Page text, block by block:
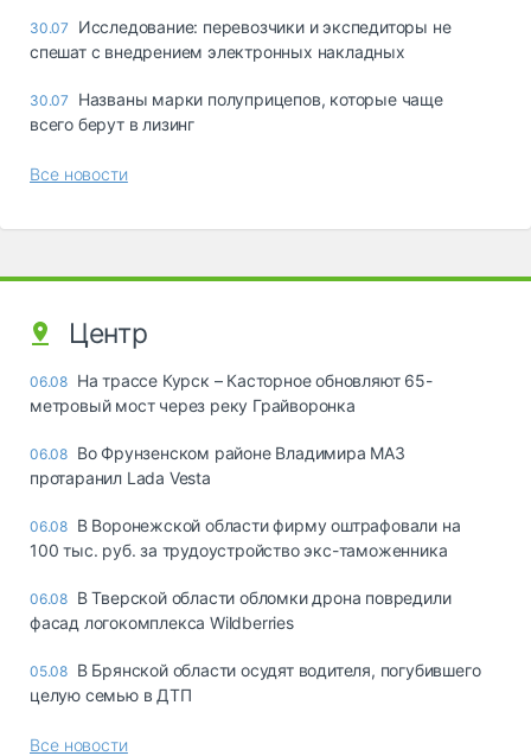
30.07
Исследование: перевозчики и экспедиторы не
спешат с внедрением электронных накладных
30.07
Названы марки полуприцепов, которые чаще
всего берут в лизинг
Все новости
Центр
06.08 На трассе Курск – Касторное обновляют 65-
метровый мост через реку Грайворонка
06.08 Во Фрунзенском районе Владимира МАЗ
протаранил Lada Vesta
06.08 В Воронежской области фирму оштрафовали на
100 тыс. руб. за трудоустройство экс-таможенника
06.08 В Тверской области обломки дрона повредили
фасад логокомплекса Wildberries
05.08 В Брянской области осудят водителя, погубившего
целую семью в ДТП
Все новости